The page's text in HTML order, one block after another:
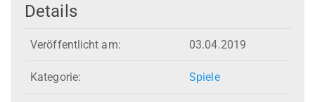
Details
Veröffentlicht am: 03.04.2019
Kategorie: Spiele